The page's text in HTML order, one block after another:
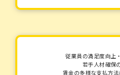
従業員の満足度向上
若手人材確保
賃金の多様な支払方法